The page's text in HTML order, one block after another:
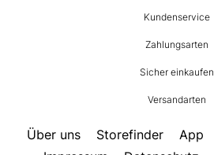
Kundenservice
Zahlungsarten
Sicher einkaufen
Versandarten
Über uns Storefinder App